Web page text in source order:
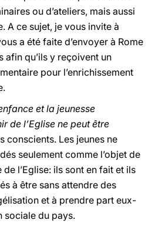
ou d’ateliers, mais aussi
A ce sujet, je vous invite à
a été faite d’envoyer à Rome
afin qu’ils y reçoivent un
pour l’enrichissement
et la jeunesse
de l’Eglise ne peut être
conscients. Les jeunes ne
seulement comme l’objet de
l’Eglise: ils sont en fait et ils
à être sans attendre des
et à prendre part eux-
sociale du pays.